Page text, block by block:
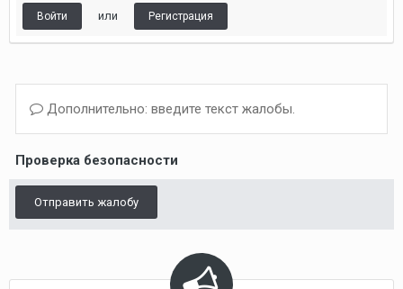
Войти или Регистрация
Дополнительно: введите текст жалобы.
Проверка безопасности
Отправить жалобу